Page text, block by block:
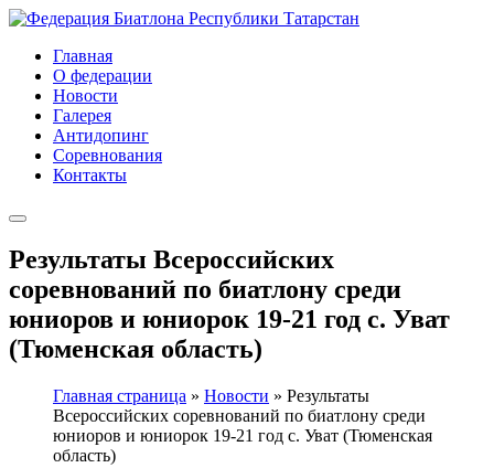
Главная
О федерации
Новости
Галерея
Антидопинг
Соревнования
Контакты
Результаты Всероссийских
соревнований по биатлону среди
юниоров и юниорок 19-21 год с. Уват
(Тюменская область)
Главная страница » Новости » Результаты
Всероссийских соревнований по биатлону среди
юниоров и юниорок 19-21 год с. Уват (Тюменская
область)